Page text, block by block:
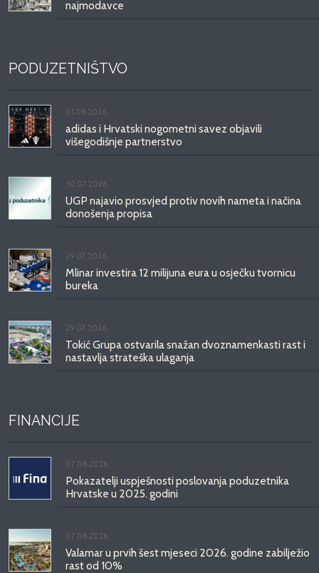
najmodavce
PODUZETNIŠTVO
01.08.2026.
adidas i Hrvatski nogometni savez objavili
višegodišnje partnerstvo
30.07.2026.
UGP najavio prosvjed protiv novih nameta i načina
donošenja propisa
29.07.2026.
Mlinar investira 12 milijuna eura u osječku tvornicu
bureka
29.07.2026.
Tokić Grupa ostvarila snažan dvoznamenkasti rast i
nastavlja strateška ulaganja
FINANCIJE
07.08.2026.
Pokazatelji uspješnosti poslovanja poduzetnika
Hrvatske u 2025. godini
07.08.2026.
Valamar u prvih šest mjeseci 2026. godine zabilježio
rast od 10%